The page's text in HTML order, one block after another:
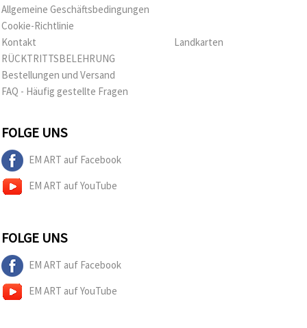
Allgemeine Geschäftsbedingungen
Cookie-Richtlinie
Kontakt
RÜCKTRITTSBELEHRUNG
Bestellungen und Versand
FAQ - Häufig gestellte Fragen
Landkarten
FOLGE UNS
EM ART auf Facebook
EM ART auf YouTube
FOLGE UNS
EM ART auf Facebook
EM ART auf YouTube